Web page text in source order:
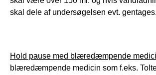
skal dele af undersøgelsen evt. gentages.
Hold pause med blæredæmpende
blæredæmpende medicin som f.eks.